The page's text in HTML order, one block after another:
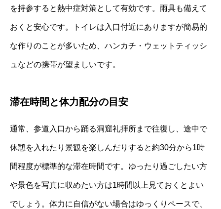
を持参すると熱中症対策として有効です。雨具も備えて
おくと安心です。トイレは入口付近にありますが簡易的
な作りのことが多いため、ハンカチ・ウェットティッシ
ュなどの携帯が望ましいです。
滞在時間と体力配分の目安
通常、参道入口から踊る洞窟礼拝所まで往復し、途中で
休憩を入れたり景観を楽しんだりすると約30分から1時
間程度が標準的な滞在時間です。ゆったり過ごしたい方
や景色を写真に収めたい方は1時間以上見ておくとよい
でしょう。体力に自信がない場合はゆっくりペースで、